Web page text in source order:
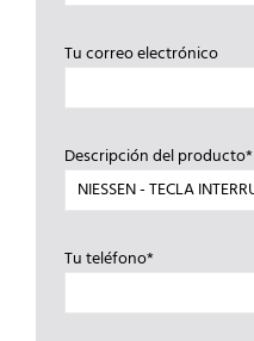
Tu correo electrónico
Descripción del producto*
Tu teléfono*